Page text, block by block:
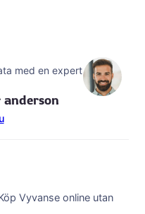
med en expert
Vyvanse online utan